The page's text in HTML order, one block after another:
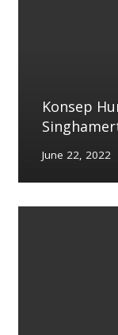
Konsep
June 22, 2022